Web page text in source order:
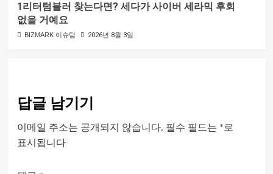
1리터텀블러 찾는다면? 세다가 사이버 세라믹 후회
없을 거예요
BIZMARK 이슈팀 2026년 8월 3일
답글 남기기
이메일 주소는 공개되지 않습니다. 필수 필드는 *로
표시됩니다